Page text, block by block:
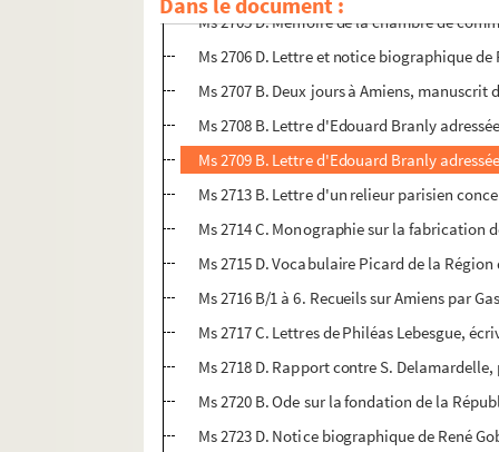
Ms 2705 D. Mémoire de la chambre de
Ms 2706 D. Lettre et notice biographique
Ms 2707 B. Deux jours à Amiens, manuscrit
Ms 2708 B. Lettre d'Edouard Branly
Ms 2709 B. Lettre d'Edouard Branly
Ms 2713 B. Lettre d'un relieur parisien
Ms 2714 C. Monographie sur la fabrication
Ms 2715 D. Vocabulaire Picard de la
Ms 2716 B/1 à 6. Recueils sur Amiens par
Ms 2717 C. Lettres de Philéas Lebesgue,
Ms 2718 D. Rapport contre S.
Ms 2720 B. Ode sur la fondation de la
Ms 2723 D. Notice biographique de René